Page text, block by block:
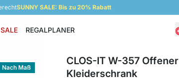
SUNNY SALE: Bis zu 20% Rabatt
SALE REGALPLANER
Nach Maß
CLOS-IT W-357 Offener
Kleiderschrank